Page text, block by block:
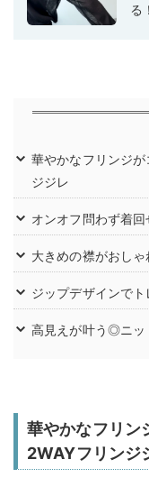
る！
華やかなフリンジ
ジジレ
オンオフ問わず着
大きめの襟がおし
ジップデザインで
高見えが叶う◎ニッ
華やかなフリ
2WAYフリンジ